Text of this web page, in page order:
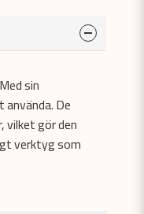
sin
De
vilket gör den
verktyg som